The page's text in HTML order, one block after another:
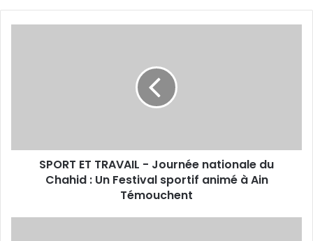
:
SPORT ET TRAVAIL - Journée nationale du
Chahid : Un Festival sportif animé à Ain
Témouchent